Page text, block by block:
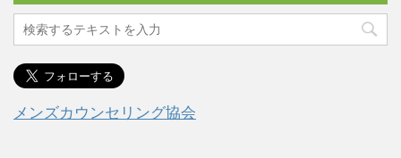
メンズカウンセリング協会